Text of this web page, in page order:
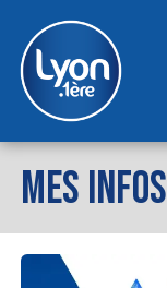
MES INFOS